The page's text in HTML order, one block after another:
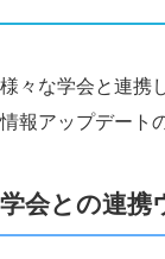
様々な学会と連携
情報アップデート
学会との連携